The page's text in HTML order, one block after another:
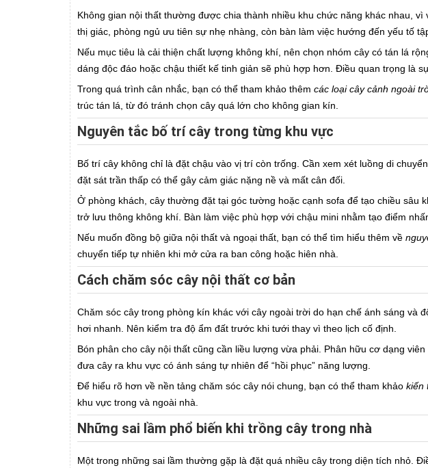
Không gian nội thất thường được chia thành nhiều khu chức năng khác nhau,
thị giác, phòng ngủ ưu tiên sự nhẹ nhàng, còn bàn làm việc hướng đến yếu tố
Nếu mục tiêu là cải thiện chất lượng không khí, nên chọn nhóm cây có tán lá
dáng độc đáo hoặc chậu thiết kế tinh giản sẽ phù hợp hơn. Điều quan trọng là
Trong quá trình cân nhắc, bạn có thể tham khảo thêm các loại cây cảnh ngoài
trúc tán lá, từ đó tránh chọn cây quá lớn cho không gian kín.
Nguyên tắc bố trí cây trong từng khu vực
Bố trí cây không chỉ là đặt chậu vào vị trí còn trống. Cần xem xét luồng di
đặt sát trần thấp có thể gây cảm giác nặng nề và mất cân đối.
Ở phòng khách, cây thường đặt tại góc tường hoặc cạnh sofa để tạo chiều
trở lưu thông không khí. Bàn làm việc phù hợp với chậu mini nhằm tạo điểm
Nếu muốn đồng bộ giữa nội thất và ngoại thất, bạn có thể tìm hiểu thêm về
chuyển tiếp tự nhiên khi mở cửa ra ban công hoặc hiên nhà.
Cách chăm sóc cây nội thất cơ bản
Chăm sóc cây trong phòng kín khác với cây ngoài trời do hạn chế ánh sáng
hơi nhanh. Nên kiểm tra độ ẩm đất trước khi tưới thay vì theo lịch cố định.
Bón phân cho cây nội thất cũng cần liều lượng vừa phải. Phân hữu cơ dạng
đưa cây ra khu vực có ánh sáng tự nhiên để “hồi phục” năng lượng.
Để hiểu rõ hơn về nền tảng chăm sóc cây nói chung, bạn có thể tham khảo kiến
khu vực trong và ngoài nhà.
Những sai lầm phổ biến khi trồng cây trong nhà
Một trong những sai lầm thường gặp là đặt quá nhiều cây trong diện tích nhỏ.